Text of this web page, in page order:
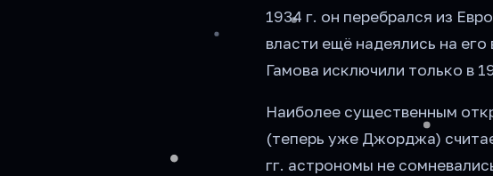
1934 г. он перебрался из
власти ещё надеялись на
Гамова исключили только в
Наиболее существенным
(теперь уже Джорджа)
гг. астрономы не